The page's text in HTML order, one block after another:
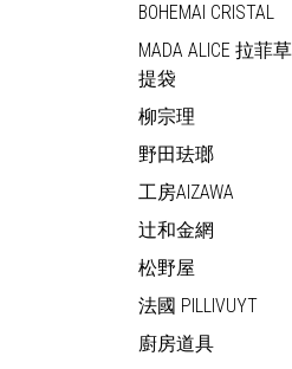
BOHEMAI CRISTAL
MADA ALICE 拉菲
提袋
柳宗理
野田珐瑯
工房AIZAWA
辻和金網
松野屋
法國 PILLIVUYT
廚房道具